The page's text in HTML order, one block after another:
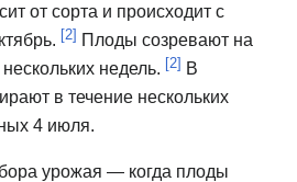
от сорта и происходит с
[2] Плоды созревают на
недель. [2] В
в течение нескольких
4 июля.
урожая — когда плоды